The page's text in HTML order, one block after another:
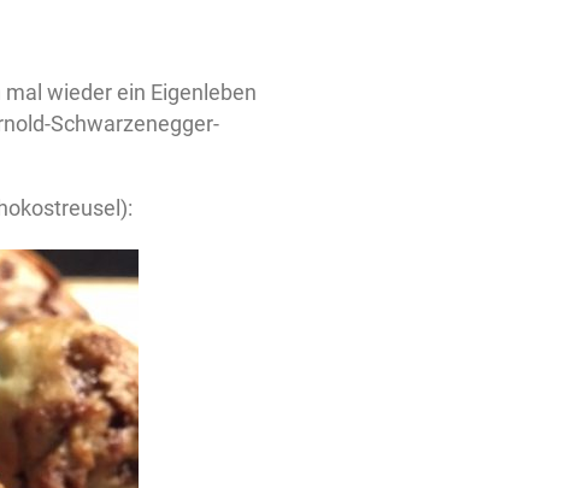
wieder ein Eigenleben
Schwarzenegger-